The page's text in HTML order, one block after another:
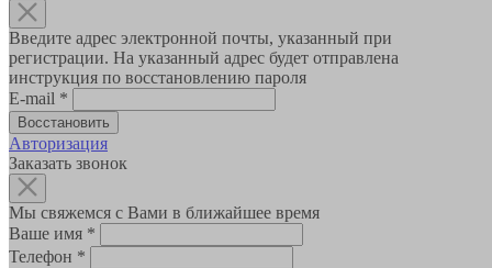
Введите адрес электронной почты, указанный при
регистрации. На указанный адрес будет отправлена
инструкция по восстановлению пароля
E-mail *
Авторизация
Заказать звонок
Мы свяжемся с Вами в ближайшее время
Ваше имя *
Телефон *